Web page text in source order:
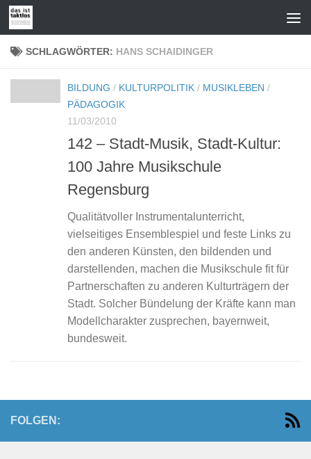
Zum Inhalt springen
SCHLAGWÖRTER: HANS SCHAIDINGER
BILDUNG / KULTURPOLITIK / MUSIKLEBEN /
PÄDAGOGIK
11/03/2010
142 – Stadt-Musik, Stadt-Kultur:
100 Jahre Musikschule
Regensburg
Qualitätvoller Instrumentalunterricht,
vielseitiges Ensemblespiel und feste Links zu
den anderen Künsten, den bildenden und
darstellenden, machen die Musikschule fit für
Partnerschaften zu anderen Kulturträgern der
Stadt. Solcher Bündelung der Kräfte kann man
Modellcharakter zusprechen, bayernweit,
bundesweit.
FOLGEN: